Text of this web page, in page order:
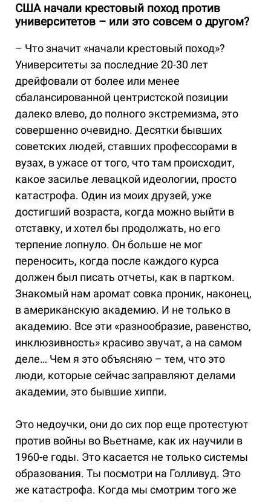
США начали крестовый поход против
университетов – или это совсем о другом?
– Что значит «начали крестовый поход»?
Университеты за последние 20-30 лет
дрейфовали от более или менее
сбалансированной центристской позиции
далеко влево, до полного экстремизма, это
совершенно очевидно. Десятки бывших
советских людей, ставших профессорами в
вузах, в ужасе от того, что там происходит,
какое засилье левацкой идеологии, просто
катастрофа. Один из моих друзей, уже
достигший возраста, когда можно выйти в
отставку, и хотел бы продолжать, но его
терпение лопнуло. Он больше не мог
переносить, когда после каждого курса
должен был писать отчеты, как в партком.
Знакомый нам аромат совка проник, наконец,
в американскую академию. И не только в
академию. Все эти «разнообразие, равенство,
инклюзивность» красиво звучат, а на самом
деле… Чем я это объясняю – тем, что это
люди, которые сейчас заправляют делами
академии, это бывшие хиппи.
Это недоучки, они до сих пор еще протестуют
против войны во Вьетнаме, как их научили в
1960-е годы. Это касается не только системы
образования. Ты посмотри на Голливуд. Это
же катастрофа. Когда мы смотрим того же